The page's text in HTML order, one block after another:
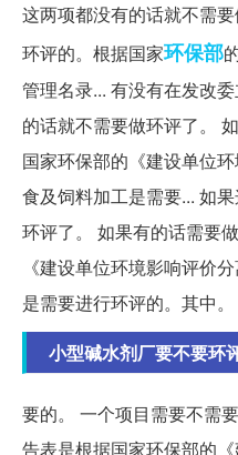
这两项都没有的话就不需
环评的。根据国家环保部
管理名录... 有没有在发改
的话就不需要做环评了。
国家环保部的《建设单位
食及饲料加工是需要... 如
环评了。 如果有的话需要
《建设单位环境影响评价
是需要进行环评的。其中。
小型碱水剂厂要不要环
要的。 一个项目需要不需
告表是根据国家环保部的